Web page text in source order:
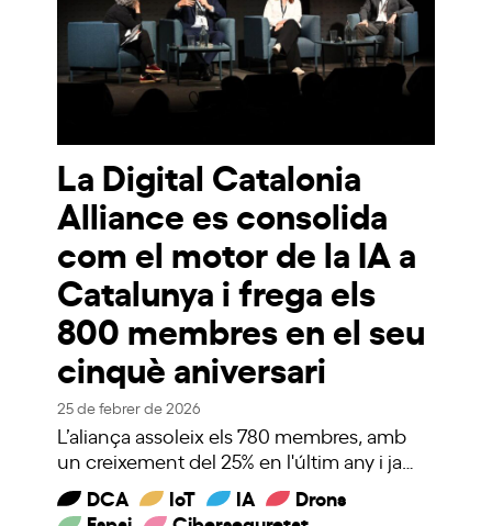
La Digital Catalonia
Alliance es consolida
com el motor de la IA a
Catalunya i frega els
800 membres en el seu
cinquè aniversari
25 de febrer de 2026
L’aliança assoleix els 780 membres, amb
un creixement del 25% en l'últim any i ja…
DCA IoT IA
Drons